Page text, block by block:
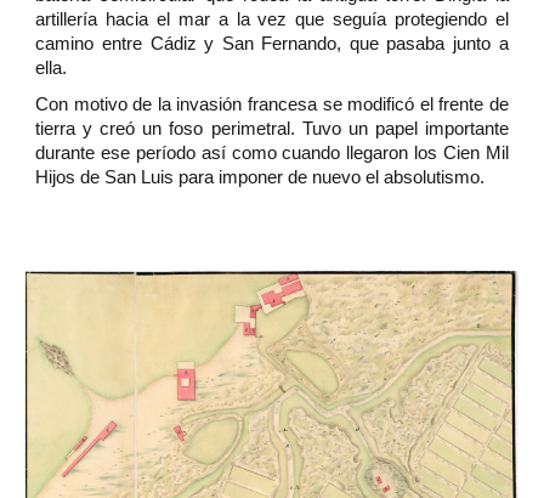
artillería hacia el mar a la vez que seguía protegiendo el
camino entre Cádiz y San Fernando, que pasaba junto a
ella.
Con motivo de la invasión francesa se modificó el frente de
tierra y creó un foso perimetral. Tuvo un papel importante
durante ese período así como cuando llegaron los Cien Mil
Hijos de San Luis para imponer de nuevo el absolutismo.